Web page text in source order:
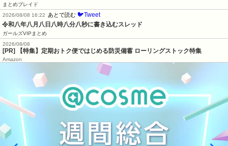
まとめブレイド
2026/08/08 16:22
あとで読む 🐦Tweet
令和八年八月八日八時八分八秒に書き込むスレッド
ガールズVIPまとめ
2026/08/08
[PR] 【特集】定期おトク便ではじめる防災備蓄 ローリングストック特集
Amazon